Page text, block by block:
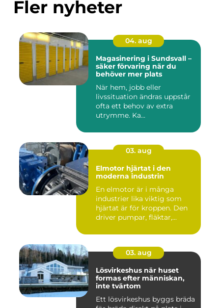
Fler nyheter
04. aug
Magasinering i Sundsvall –
säker förvaring när du
behöver mer plats
När hem, jobb eller
livssituation ändras uppstår
ofta ett behov av extra
utrymme. Ka...
03. aug
Elmotor hjärtat i den
moderna industrin
En elmotor är i många
industrier lika viktig som
hjärtat är för kroppen. Den
driver pumpar, fläktar,...
03. aug
Lösvirkeshus när huset
formas efter människan,
inte tvärtom
Ett lösvirkeshus byggs bräda